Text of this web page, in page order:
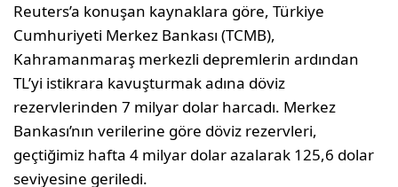
Reuters’a konuşan kaynaklara göre, Türkiye
Cumhuriyeti Merkez Bankası (TCMB),
Kahramanmaraş merkezli depremlerin ardından
TL’yi istikrara kavuşturmak adına döviz
rezervlerinden 7 milyar dolar harcadı. Merkez
Bankası’nın verilerine göre döviz rezervleri,
geçtiğimiz hafta 4 milyar dolar azalarak 125,6 dolar
seviyesine geriledi.